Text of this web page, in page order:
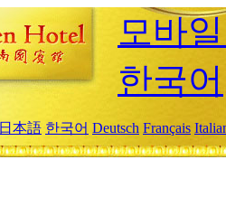
모바
한국어
日本語 한국어 Deutsch Français